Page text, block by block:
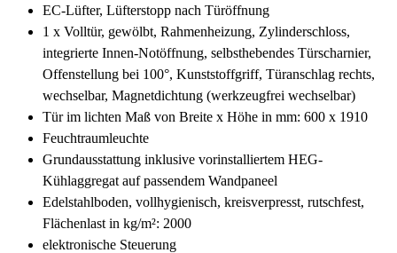
EC-Lüfter, Lüfterstopp nach Türöffnung
1 x Volltür, gewölbt, Rahmenheizung, Zylinderschloss,
integrierte Innen-Notöffnung, selbsthebendes Türscharnier,
Offenstellung bei 100°, Kunststoffgriff, Türanschlag rechts,
wechselbar, Magnetdichtung (werkzeugfrei wechselbar)
Tür im lichten Maß von Breite x Höhe in mm: 600 x 1910
Feuchtraumleuchte
Grundausstattung inklusive vorinstalliertem HEG-
Kühlaggregat auf passendem Wandpaneel
Edelstahlboden, vollhygienisch, kreisverpresst, rutschfest,
Flächenlast in kg/m²: 2000
elektronische Steuerung